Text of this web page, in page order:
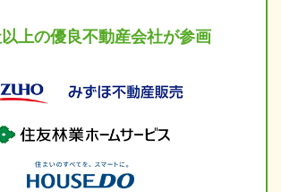
上の優良不動産会社が参画